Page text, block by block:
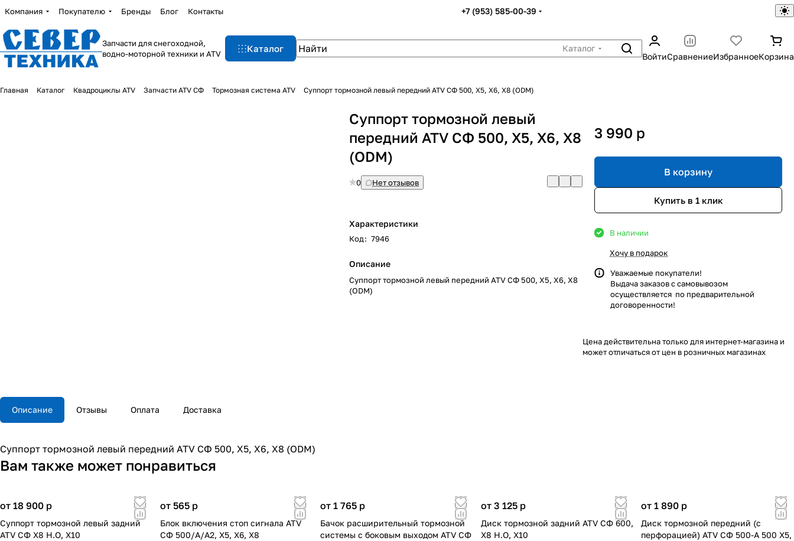
Компания Покупателю Бренды Блог Контакты +7 (953) 585-00-39
Запчасти для снегоходной,
водно-моторной техники и ATV
Каталог
Каталог
ВойтиСравнениеИзбранноеКорзина
Главная Каталог Квадроциклы ATV Запчасти ATV СФ Тормозная система ATV Суппорт тормозной левый передний ATV СФ 500, X5, X6, X8 (ODM)
Суппорт тормозной левый
передний ATV СФ 500, X5, X6, X8
(ODM)
0 Нет отзывов
Характеристики
Код: 7946
Описание
Суппорт тормозной левый передний ATV СФ 500, X5, X6, X8
(ODM)
3 990 p
В корзину
Купить в 1 клик
В наличии
Хочу в подарок
Уважаемые покупатели!
Выдача заказов с самовывозом
осуществляется по предварительной
договоренности!
Цена действительна только для интернет-магазина и
может отличаться от цен в розничных магазинах
Описание Отзывы Оплата Доставка
Суппорт тормозной левый передний ATV СФ 500, X5, X6, X8 (ODM)
Вам также может понравиться
от 18 900 p
Суппорт тормозной левый задний
ATV СФ X8 H.O, X10
от 565 p
Блок включения стоп сигнала ATV
СФ 500/A/A2, X5, X6, X8
от 1 765 p
Бачок расширительный тормозной
системы с боковым выходом ATV СФ
от 3 125 p
Диск тормозной задний ATV СФ 600,
X8 H.O, X10
от 1 890 p
Диск тормозной передний (с
перфорацией) ATV СФ 500-A 500 X5,